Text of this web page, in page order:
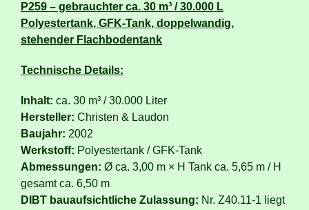
P259 – gebrauchter ca. 30 m³ / 30.000 L
Polyestertank, GFK-Tank, doppelwandig,
stehender Flachbodentank
Technische Details:
Inhalt: ca. 30 m³ / 30.000 Liter
Hersteller: Christen & Laudon
Baujahr: 2002
Werkstoff: Polyestertank / GFK-Tank
Abmessungen: Ø ca. 3,00 m × H Tank ca. 5,65 m / H
gesamt ca. 6,50 m
DIBT bauaufsichtliche Zulassung: Nr. Z40.11-1 liegt